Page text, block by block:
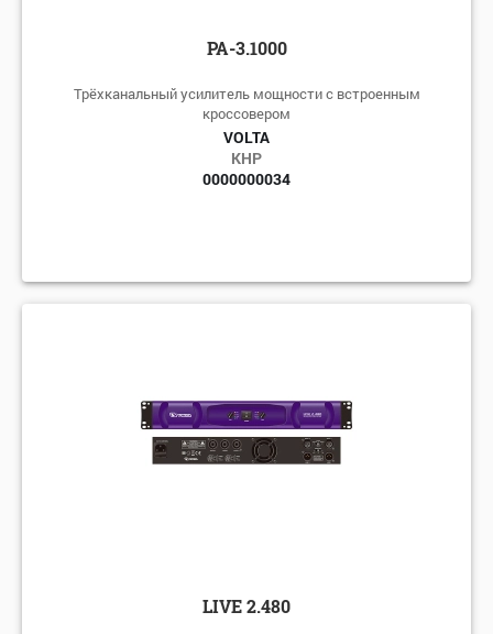
PA-3.1000
Трёхканальный усилитель мощности с встроенным
кроссовером
VOLTA
КНР
0000000034
LIVE 2.480